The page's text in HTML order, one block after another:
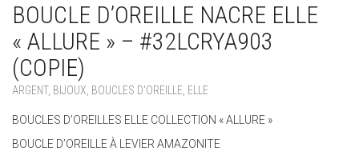
BOUCLE D’OREILLE NACRE ELLE
« ALLURE » – #32LCRYA903
(COPIE)
ARGENT, BIJOUX BOUCLES D'OREILLE ELLE
BOUCLES D’OREILLES ELLE COLLECTION « ALLURE »
BOUCLE D’OREILLE À LEVIER AMAZONITE